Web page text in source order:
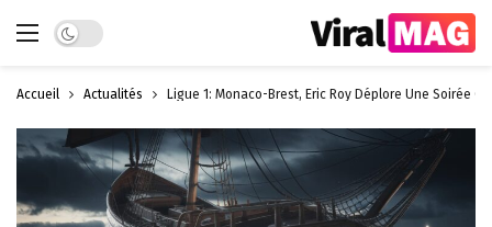
Dark mode
Accueil Actualités Ligue 1: Monaco-Brest, Eric Roy Déplore Une Soirée